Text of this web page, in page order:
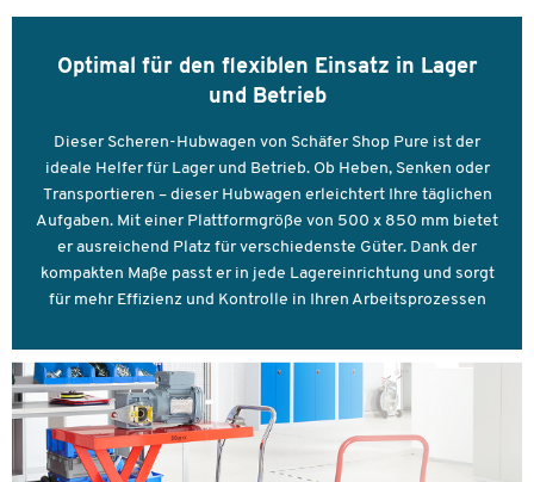
Optimal für den flexiblen Einsatz in Lager
und Betrieb
Dieser Scheren-Hubwagen von Schäfer Shop Pure ist der
ideale Helfer für Lager und Betrieb. Ob Heben, Senken oder
Transportieren – dieser Hubwagen erleichtert Ihre täglichen
Aufgaben. Mit einer Plattformgröße von 500 x 850 mm bietet
er ausreichend Platz für verschiedenste Güter. Dank der
kompakten Maße passt er in jede Lagereinrichtung und sorgt
für mehr Effizienz und Kontrolle in Ihren Arbeitsprozessen